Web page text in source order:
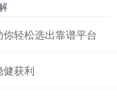
轻松选出靠谱平台
获利